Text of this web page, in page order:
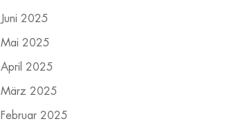
Juni 2025
Mai 2025
April 2025
März 2025
Februar 2025